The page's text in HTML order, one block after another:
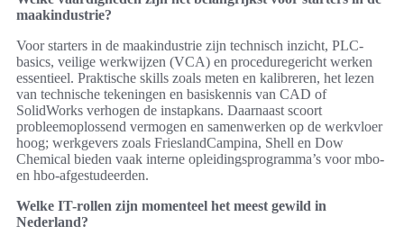
maakindustrie?
Voor starters in de maakindustrie zijn technisch inzicht, PLC-
basics, veilige werkwijzen (VCA) en proceduregericht werken
essentieel. Praktische skills zoals meten en kalibreren, het lezen
van technische tekeningen en basiskennis van CAD of
SolidWorks verhogen de instapkans. Daarnaast scoort
probleemoplossend vermogen en samenwerken op de werkvloer
hoog; werkgevers zoals FrieslandCampina, Shell en Dow
Chemical bieden vaak interne opleidingsprogramma’s voor mbo-
en hbo-afgestudeerden.
Welke IT-rollen zijn momenteel het meest gewild in
Nederland?